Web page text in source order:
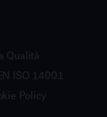
Qualità
ISO 14001
Policy